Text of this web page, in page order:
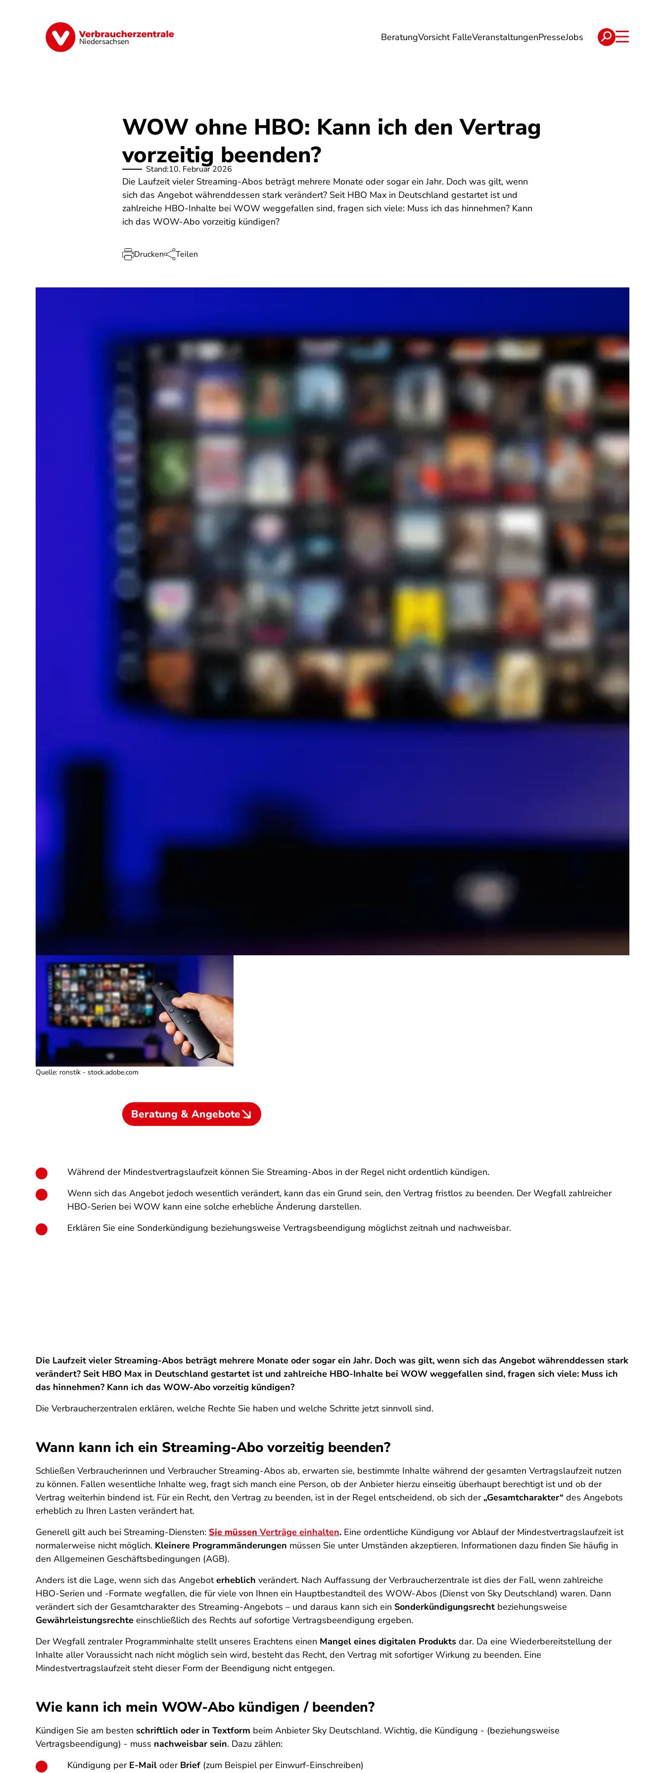
Niedersachsen BeratungVorsicht FalleVeranstaltungenPresseJobs
Digitale Welt Energie Geld & Versicherungen Ernährung Reise Verträge & Reklamation
WOW ohne HBO: Kann ich den Vertrag
vorzeitig beenden?
Stand:10. Februar 2026
Die Laufzeit vieler Streaming-Abos beträgt mehrere Monate oder sogar ein Jahr. Doch was gilt, wenn
sich das Angebot währenddessen stark verändert? Seit HBO Max in Deutschland gestartet ist und
zahlreiche HBO-Inhalte bei WOW weggefallen sind, fragen sich viele: Muss ich das hinnehmen? Kann
ich das WOW-Abo vorzeitig kündigen?
Drucken Teilen
Quelle: ronstik - stock.adobe.com
Beratung & Angebote
Während der Mindestvertragslaufzeit können Sie Streaming-Abos in der Regel nicht ordentlich kündigen.
Wenn sich das Angebot jedoch wesentlich verändert, kann das ein Grund sein, den Vertrag fristlos zu beenden. Der Wegfall zahlreicher
HBO-Serien bei WOW kann eine solche erhebliche Änderung darstellen.
Erklären Sie eine Sonderkündigung beziehungsweise Vertragsbeendigung möglichst zeitnah und nachweisbar.
Die Laufzeit vieler Streaming-Abos beträgt mehrere Monate oder sogar ein Jahr. Doch was gilt, wenn sich das Angebot währenddessen stark
verändert? Seit HBO Max in Deutschland gestartet ist und zahlreiche HBO-Inhalte bei WOW weggefallen sind, fragen sich viele: Muss ich
das hinnehmen? Kann ich das WOW-Abo vorzeitig kündigen?
Die Verbraucherzentralen erklären, welche Rechte Sie haben und welche Schritte jetzt sinnvoll sind.
Wann kann ich ein Streaming-Abo vorzeitig beenden?
Schließen Verbraucherinnen und Verbraucher Streaming-Abos ab, erwarten sie, bestimmte Inhalte während der gesamten Vertragslaufzeit nutzen
zu können. Fallen wesentliche Inhalte weg, fragt sich manch eine Person, ob der Anbieter hierzu einseitig überhaupt berechtigt ist und ob der
Vertrag weiterhin bindend ist. Für ein Recht, den Vertrag zu beenden, ist in der Regel entscheidend, ob sich der „Gesamtcharakter“ des Angebots
erheblich zu Ihren Lasten verändert hat.
Generell gilt auch bei Streaming-Diensten: Sie müssen Verträge einhalten. Eine ordentliche Kündigung vor Ablauf der Mindestvertragslaufzeit ist
normalerweise nicht möglich. Kleinere Programmänderungen müssen Sie unter Umständen akzeptieren. Informationen dazu finden Sie häufig in
den Allgemeinen Geschäftsbedingungen (AGB).
Anders ist die Lage, wenn sich das Angeboterheblich verändert. Nach Auffassung der Verbraucherzentrale ist dies der Fall, wenn zahlreiche
HBO-Serien und -Formate wegfallen, die für viele von Ihnen ein Hauptbestandteil des WOW-Abos (Dienst von Sky Deutschland) waren. Dann
verändert sich der Gesamtcharakter des Streaming-Angebots – und daraus kann sich ein Sonderkündigungsrecht beziehungsweise
Gewährleistungsrechte einschließlich des Rechts auf sofortige Vertragsbeendigung ergeben.
Der Wegfall zentraler Programminhalte stellt unseres Erachtens einen Mangel eines digitalen Produkts dar. Da eine Wiederbereitstellung der
Inhalte aller Voraussicht nach nicht möglich sein wird, besteht das Recht, den Vertrag mit sofortiger Wirkung zu beenden. Eine
Mindestvertragslaufzeit steht dieser Form der Beendigung nicht entgegen.
Wie kann ich mein WOW-Abo kündigen / beenden?
Kündigen Sie am besten schriftlich oder in Textform beim Anbieter Sky Deutschland. Wichtig, die Kündigung - (beziehungsweise
Vertragsbeendigung) - muss nachweisbar sein. Dazu zählen:
Kündigung per E-Mail oder Brief (zum Beispiel per Einwurf-Einschreiben)